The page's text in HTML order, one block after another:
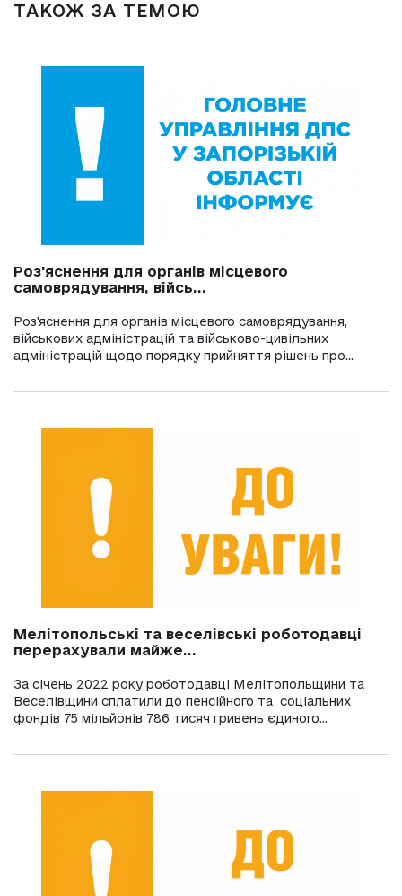
ТАКОЖ ЗА ТЕМОЮ
Роз'яснення для органів місцевого
самоврядування, війсь...
Роз'яснення для органів місцевого самоврядування,
військових адміністрацій та військово-цивільних
адміністрацій щодо порядку прийняття рішень про...
Мелітопольські та веселівські роботодавці
перерахували майже...
За січень 2022 року роботодавці Мелітопольщини та
Веселівщини сплатили до пенсійного та соціальних
фондів 75 мільйонів 786 тисяч гривень єдиного...